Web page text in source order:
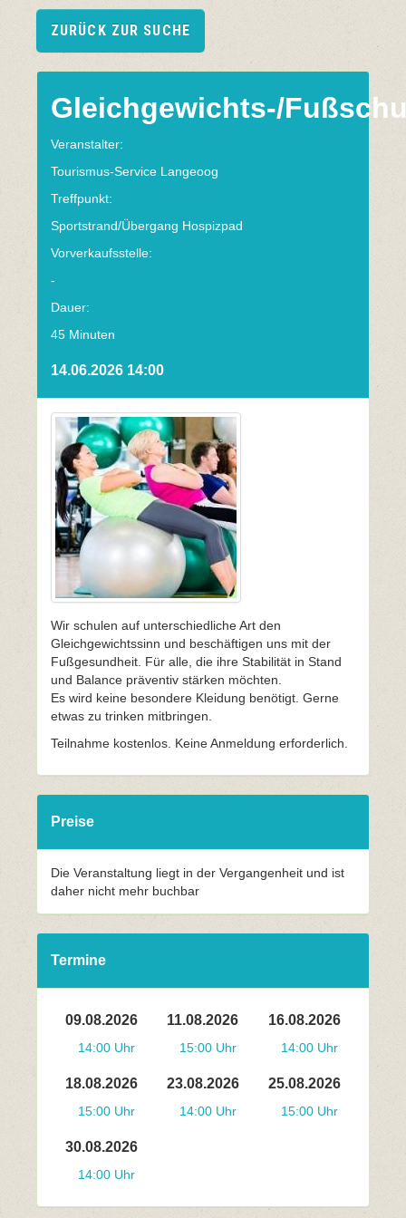
ZURÜCK ZUR SUCHE
Gleichgewichts-/
Veranstalter:
Tourismus-Service Langeoog
Treffpunkt:
Sportstrand/Übergang Hospizpad
Vorverkaufsstelle:
-
Dauer:
45 Minuten
14.06.2026 14:00
Wir schulen auf unterschiedliche Art den
Gleichgewichtssinn und beschäftigen uns mit der
Fußgesundheit. Für alle, die ihre Stabilität in Stand
und Balance präventiv stärken möchten.
Es wird keine besondere Kleidung benötigt. Gerne
etwas zu trinken mitbringen.
Teilnahme kostenlos. Keine Anmeldung erforderlich.
Preise
Die Veranstaltung liegt in der Vergangenheit und ist
daher nicht mehr buchbar
Termine
09.08.2026
14:00 Uhr
11.08.2026
15:00 Uhr
16.08.2026
14:00 Uhr
18.08.2026
15:00 Uhr
23.08.2026
14:00 Uhr
25.08.2026
15:00 Uhr
30.08.2026
14:00 Uhr